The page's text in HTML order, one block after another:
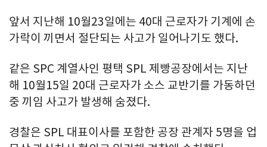
앞서 지난해 10월23일에는 40대 근로자가 기계에 손
가락이 끼면서 절단되는 사고가 일어나기도 했다.
같은 SPC 계열사인 평택 SPL 제빵공장에서는 지난
해 10월15일 20대 근로자가 소스 교반기를 가동하던
중 끼임 사고가 발생해 숨졌다.
경찰은 SPL 대표이사를 포함한 공장 관계자 5명을 업